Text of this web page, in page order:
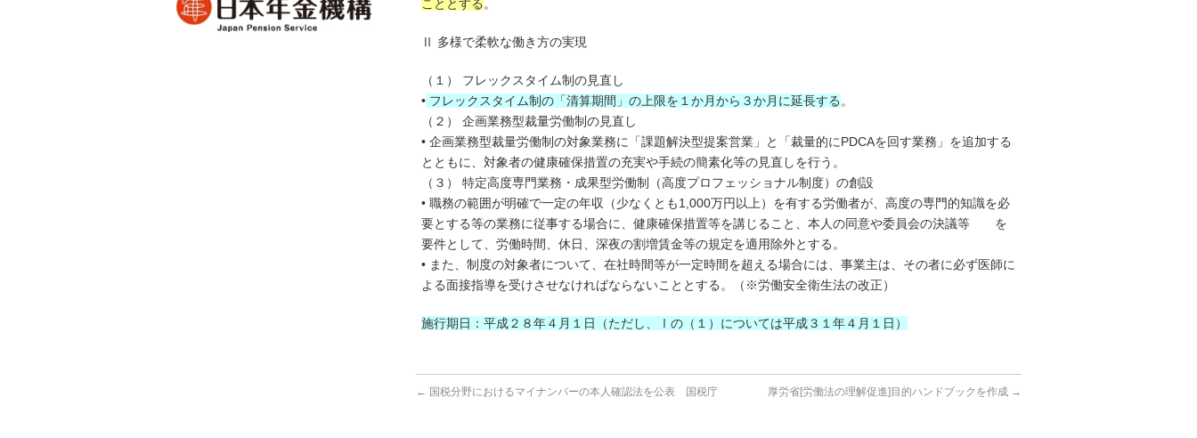
こととする 。
Ⅱ 多様で柔軟な働き方の実現
（１） フレックスタイム制の見直し
• フレックスタイム制の「清算期間」の上限を１か月から３か月に延長する 。
（２） 企画業務型裁量労働制の見直し
• 企画業務型裁量労働制の対象業務に「課題解決型提案営業」と「裁量的にPDCAを回す業務」を追加する
とともに、対象者の健康確保措置の充実や手続の簡素化等の見直しを行う。
（３） 特定高度専門業務・成果型労働制（高度プロフェッショナル制度）の創設
• 職務の範囲が明確で一定の年収（少なくとも1,000万円以上）を有する労働者が、高度の専門的知識を必
要とする等の業務に従事する場合に、健康確保措置等を講じること、本人の同意や委員会の決議等 を
要件として、労働時間、休日、深夜の割増賃金等の規定を適用除外とする。
• また、制度の対象者について、在社時間等が一定時間を超える場合には、事業主は、その者に必ず医師に
よる面接指導を受けさせなければならないこととする。（※労働安全衛生法の改正）
施行期日：平成２８年４月１日（ただし、Ⅰの（１）については平成３１年４月１日）
← 国税分野におけるマイナンバーの本人確認法を公表 国税庁 厚労省[労働法の理解促進]目的ハンドブックを作成 →